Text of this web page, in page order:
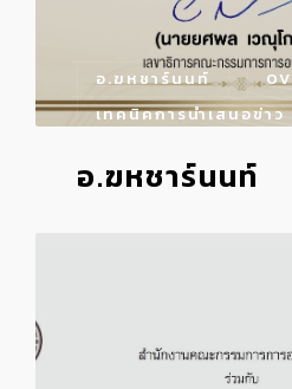
อ.ฆหชาร์นนท์
เทคนิคการนำเสนอข่าว
อ.ฆหชาร์นนท์